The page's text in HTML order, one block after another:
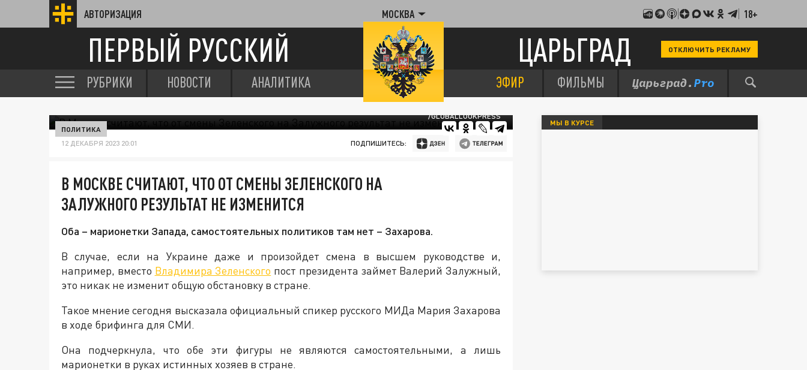
АВТОРИЗАЦИЯ МОСКВА 18+
ПЕРВЫЙ РУССКИЙ ЦАРЬГРАД ОТКЛЮЧИТЬ РЕКЛАМУ
РУБРИКИ НОВОСТИ АНАЛИТИКА ЭФИР ФИЛЬМЫ
/GLOBALLOOKPRESS
ПОЛИТИКА
12 ДЕКАБРЯ 2023 20:01 ПОДПИШИТЕСЬ:
В МОСКВЕ СЧИТАЮТ, ЧТО ОТ СМЕНЫ ЗЕЛЕНСКОГО НА
ЗАЛУЖНОГО РЕЗУЛЬТАТ НЕ ИЗМЕНИТСЯ
Оба – марионетки Запада, самостоятельных политиков там нет – Захарова.
В случае, если на Украине даже и произойдет смена в высшем руководстве и,
например, вместо Владимира Зеленского пост президента займет Валерий Залужный,
это никак не изменит общую обстановку в стране.
Такое мнение сегодня высказала официальный спикер русского МИДа Мария Захарова
в ходе брифинга для СМИ.
Она подчеркнула, что обе эти фигуры не являются самостоятельными, а лишь
марионетки в руках истинных хозяев в стране.
МЫ В КУРСЕ